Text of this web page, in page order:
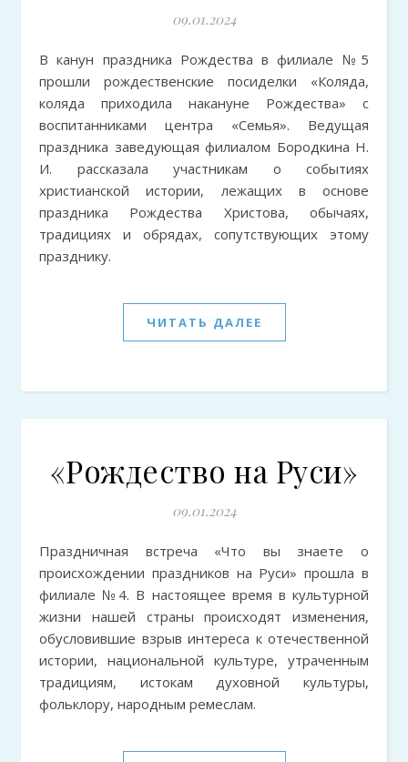
09.01.2024
В канун праздника Рождества в филиале №5
прошли рождественские посиделки «Коляда,
коляда приходила накануне Рождества» с
воспитанниками центра «Семья». Ведущая
праздника заведующая филиалом Бородкина Н.
И. рассказала участникам о событиях
христианской истории, лежащих в основе
праздника Рождества Христова, обычаях,
традициях и обрядах, сопутствующих этому
празднику.
ЧИТАТЬ ДАЛЕЕ
«Рождество на Руси»
09.01.2024
Праздничная встреча «Что вы знаете о
происхождении праздников на Руси» прошла в
филиале №4. В настоящее время в культурной
жизни нашей страны происходят изменения,
обусловившие взрыв интереса к отечественной
истории, национальной культуре, утраченным
традициям, истокам духовной культуры,
фольклору, народным ремеслам.